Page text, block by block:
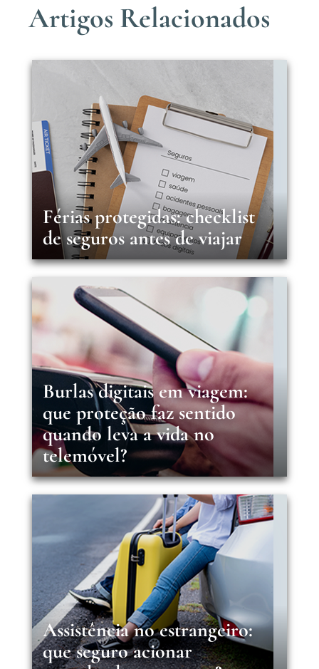
Artigos Relacionados
Férias protegidas: checklist
de seguros antes de viajar
Burlas digitais em viagem:
que proteção faz sentido
quando leva a vida no
telemóvel?
Assistência no estrangeiro:
que seguro acionar